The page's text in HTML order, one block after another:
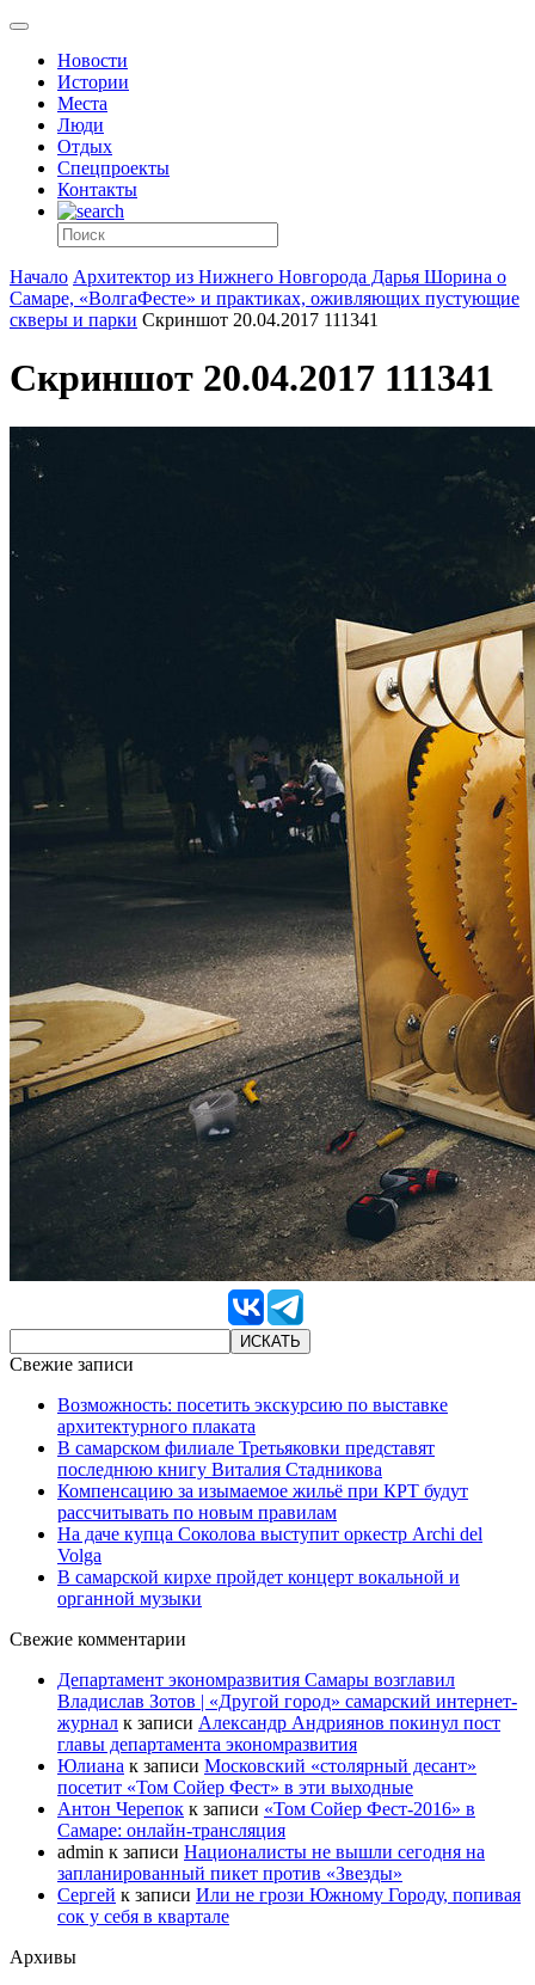
Новости
Истории
Места
Люди
Отдых
Спецпроекты
Контакты
Начало Архитектор из Нижнего Новгорода Дарья Шорина о
Самаре, «ВолгаФесте» и практиках, оживляющих пустующие
скверы и парки Скриншот 20.04.2017 111341
Скриншот 20.04.2017 111341
Свежие записи
Возможность: посетить экскурсию по выставке
архитектурного плаката
В самарском филиале Третьяковки представят
последнюю книгу Виталия Стадникова
Компенсацию за изымаемое жильё при КРТ будут
рассчитывать по новым правилам
На даче купца Соколова выступит оркестр Archi del
Volga
В самарской кирхе пройдет концерт вокальной и
органной музыки
Свежие комментарии
Департамент экономразвития Самары возглавил
Владислав Зотов | «Другой город» самарский интернет-
журнал к записи Александр Андриянов покинул пост
главы департамента экономразвития
Юлиана к записи Московский «столярный десант»
посетит «Том Сойер Фест» в эти выходные
Антон Черепок к записи «Том Сойер Фест-2016» в
Самаре: онлайн-трансляция
admin к записи Националисты не вышли сегодня на
запланированный пикет против «Звезды»
Сергей к записи Или не грози Южному Городу, попивая
сок у себя в квартале
Архивы